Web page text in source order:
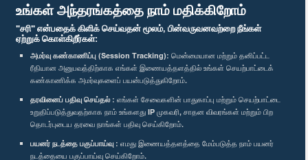
உங்கள் அந்தரங்கத்தை நாம் மதிக்கிறோம்
"சரி" என்பதைக் கிளிக் செய்வதன் மூலம், பின்வருவனவற்றை நீங்கள்
ஏற்றுக் கொள்கிறீர்கள்:
அமர்வு கண்காணிப்பு (Session Tracking): மென்மையான மற்றும் தனிப்பட்ட
ரீதியான அனுபவத்திற்காக எங்கள் இணையத்தளத்தில் உங்கள் செயற்பாட்டைக்
கண்காணிக்க அமர்வுகளைப் பயன்படுத்துகிறோம்.
தரவினைப் பதிவு செய்தல் : எங்கள் சேவைகளின் பாதுகாப்பு மற்றும் செயற்பாட்டை
உறுதிப்படுத்துவதற்காக நாம் உங்களது IP முகவரி, சாதன விவரங்கள் மற்றும் பிற
தொடர்புடைய தரவை நாங்கள் பதிவு செய்கிறோம்.
பயனர் நடத்தை பகுப்பாய்வு : எமது இணையத்தளத்தை மேம்படுத்த நாம் பயனர்
நடத்தையை பகுப்பாய்வு செய்கிறோம்.
எம்மை பின்தொடர்க :
விருதுகள்
தனியுரிமைக் கொள்கை